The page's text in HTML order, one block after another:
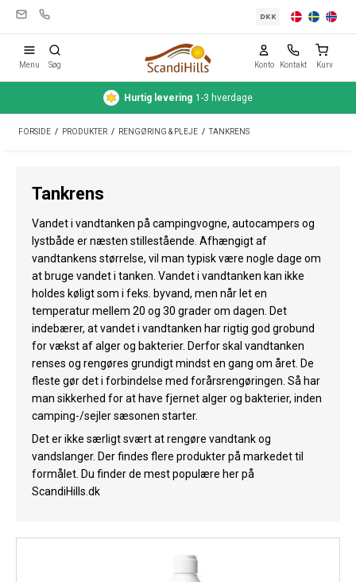
Telte
Rejseudstyr
Bil & trailer
Gas
Køl
Elartikler
Vejrstationer
Reservedele
Restsalg
DKK
Menu Søg Konto Kontakt Kurv
Hurtig levering 1-3 hverdage
FORSIDE / PRODUKTER / RENGØRING & PLEJE / TANKRENS
Tankrens
Vandet i vandtanken på campingvogne, autocampers og
lystbåde er næsten stillestående. Afhængigt af
vandtankens størrelse, vil man typisk være nogle dage om
at bruge vandet i tanken. Vandet i vandtanken kan ikke
holdes køligt som i feks. byvand, men når let en
temperatur mellem 20 og 30 grader om dagen. Det
indebærer, at vandet i vandtanken har rigtig god grobund
for vækst af alger og bakterier. Derfor skal vandtanken
renses og rengøres grundigt mindst en gang om året. De
fleste gør det i forbindelse med forårsrengøringen. Så har
man sikkerhed for at have fjernet alger og bakterier, inden
camping-/sejler sæsonen starter.
Det er ikke særligt svært at rengøre vandtank og
vandslanger. Der findes flere produkter på markedet til
formålet. Du finder de mest populære her på
ScandiHills.dk